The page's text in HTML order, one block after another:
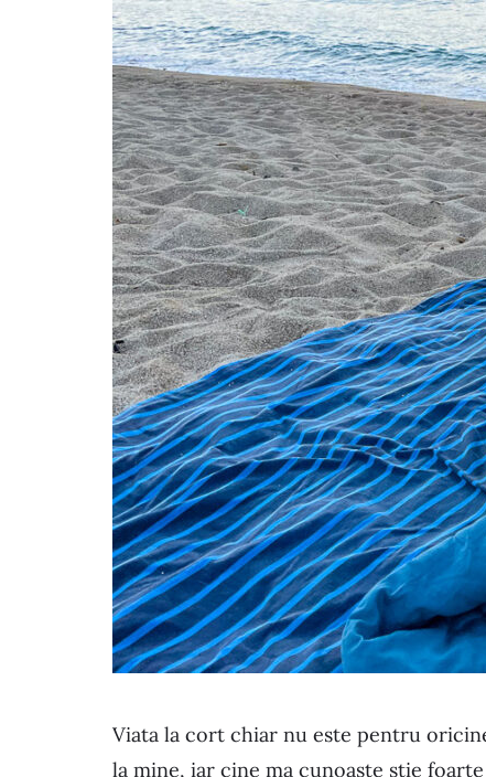
Viata la cort chiar nu este pentru
la mine, iar cine ma cunoaste stie